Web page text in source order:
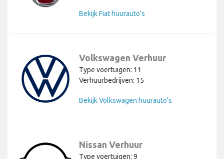
Bekijk Fiat huurauto's
Volkswagen Verhuur
Type voertuigen: 11
Verhuurbedrijven: 15
Bekijk Volkswagen huurauto's
Nissan Verhuur
Type voertuigen: 9